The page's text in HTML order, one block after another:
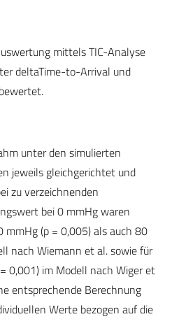
mittels TIC-Analyse
deltaTime-to-Arrival und
unter den simulierten
jeweils gleichgerichtet und
zu verzeichnenden
bei 0 mmHg waren
(p = 0,005) als auch 80
nach Wiemann et al. sowie für
0,001) im Modell nach Wiger et
entsprechende Berechnung
Werte bezogen auf die